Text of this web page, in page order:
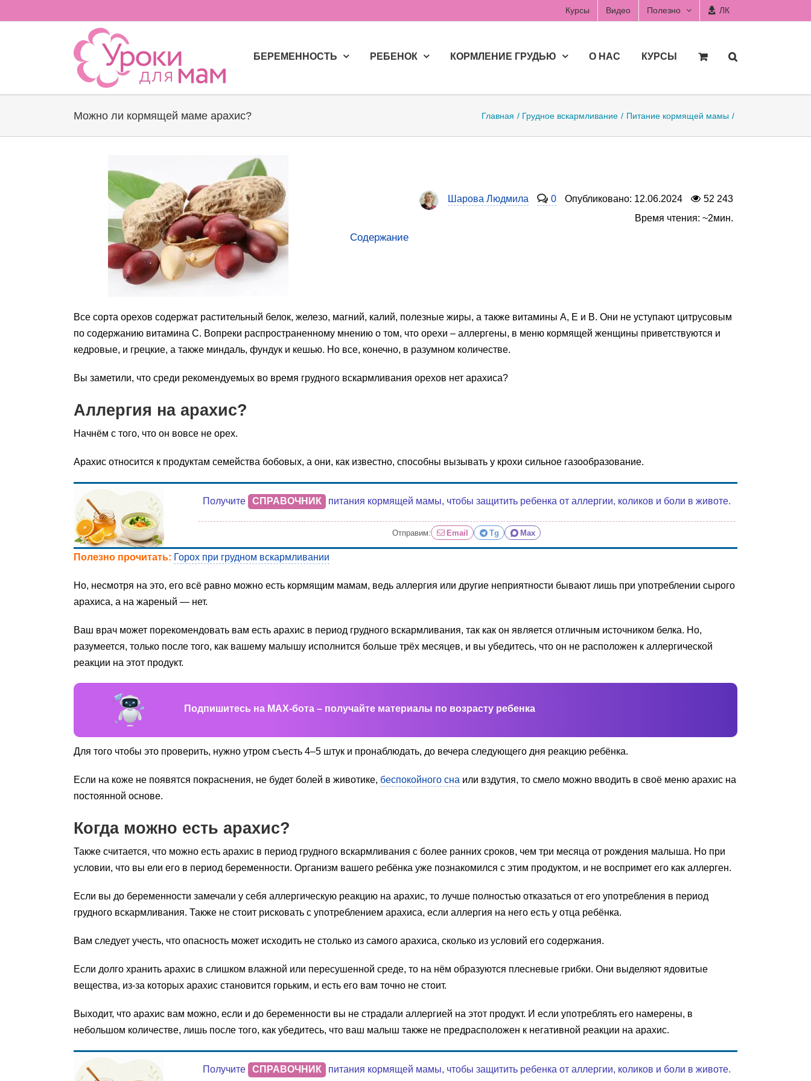
to
Курсы Видео Полезно ЛК
БЕРЕМЕННОСТЬ РЕБЕНОК КОРМЛЕНИЕ ГРУДЬЮ О НАС КУРСЫ
Можно ли кормящей маме арахис? Главная Грудное вскармливание Питание кормящей мамы
Шарова Людмила 0 Опубликовано: 12.06.2024
52 243
Время чтения: ~2мин.
Содержание
Все сорта орехов содержат растительный белок, железо, магний, калий, полезные жиры, а также витамины А, E и B. Они не уступают цитрусовым
по содержанию витамина С. Вопреки распространенному мнению о том, что орехи – аллергены, в меню кормящей женщины приветствуются и
кедровые, и грецкие, а также миндаль, фундук и кешью. Но все, конечно, в разумном количестве.
Вы заметили, что среди рекомендуемых во время грудного вскармливания орехов нет арахиса?
Аллергия на арахис?
Начнём с того, что он вовсе не орех.
Арахис относится к продуктам семейства бобовых, а они, как известно, способны вызывать у крохи сильное газообразование.
Получите СПРАВОЧНИК питания кормящей мамы, чтобы защитить ребенка от аллергии, коликов и боли в животе.
Отправим: Email Tg Max
Полезно прочитать: Горох при грудном вскармливании
Но, несмотря на это, его всё равно можно есть кормящим мамам, ведь аллергия или другие неприятности бывают лишь при употреблении сырого
арахиса, а на жареный — нет.
Ваш врач может порекомендовать вам есть арахис в период грудного вскармливания, так как он является отличным источником белка. Но,
разумеется, только после того, как вашему малышу исполнится больше трёх месяцев, и вы убедитесь, что он не расположен к аллергической
реакции на этот продукт.
Подпишитесь на MAX-бота – получайте материалы по возрасту ребенка
Для того чтобы это проверить, нужно утром съесть 4–5 штук и пронаблюдать, до вечера следующего дня реакцию ребёнка.
Если на коже не появятся покраснения, не будет болей в животике, беспокойного сна или вздутия, то смело можно вводить в своё меню арахис на
постоянной основе.
Когда можно есть арахис?
Также считается, что можно есть арахис в период грудного вскармливания с более ранних сроков, чем три месяца от рождения малыша. Но при
условии, что вы ели его в период беременности. Организм вашего ребёнка уже познакомился с этим продуктом, и не воспримет его как аллерген.
Если вы до беременности замечали у себя аллергическую реакцию на арахис, то лучше полностью отказаться от его употребления в период
грудного вскармливания. Также не стоит рисковать с употреблением арахиса, если аллергия на него есть у отца ребёнка.
Вам следует учесть, что опасность может исходить не столько из самого арахиса, сколько из условий его содержания.
Если долго хранить арахис в слишком влажной или пересушенной среде, то на нём образуются плесневые грибки. Они выделяют ядовитые
вещества, из-за которых арахис становится горьким, и есть его вам точно не стоит.
Выходит, что арахис вам можно, если и до беременности вы не страдали аллергией на этот продукт. И если употреблять его намерены, в
небольшом количестве, лишь после того, как убедитесь, что ваш малыш также не предрасположен к негативной реакции на арахис.
Получите СПРАВОЧНИК питания кормящей мамы, чтобы защитить ребенка от аллергии, коликов и боли в животе.